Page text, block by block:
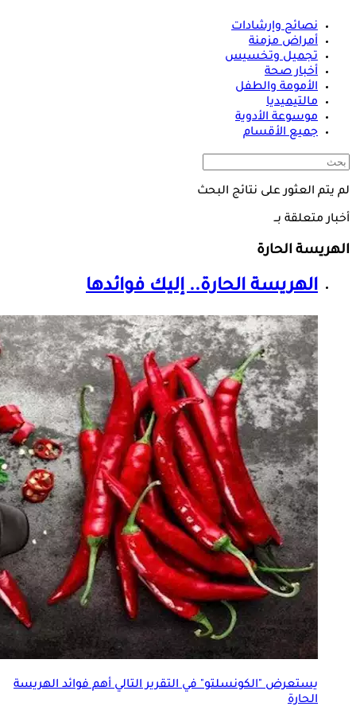
نصائح وإرشادات
أمراض مزمنة
تجميل وتخسيس
أخبار صحة
الأمومة والطفل
مالتيميديا
موسوعة الأدوية
جميع الأقسام
لم يتم العثور على نتائج البحث
أخبار متعلقة بــ
الهريسة الحارة
الهريسة الحارة.. إليك فوائدها
يستعرض "الكونسلتو" في التقرير التالي أهم فوائدالهريسة
الحارة